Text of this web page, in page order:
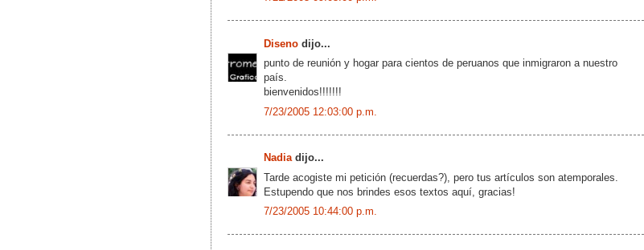
Diseno dijo...
punto de reunión y hogar para cientos de peruanos que inmigraron a nuestro
país.
bienvenidos!!!!!!!
7/23/2005 12:03:00 p.m.
Nadiadijo...
Tarde acogiste mi petición (recuerdas?), pero tus artículos son atemporales.
Estupendo que nos brindes esos textos aquí, gracias!
7/23/2005 10:44:00 p.m.